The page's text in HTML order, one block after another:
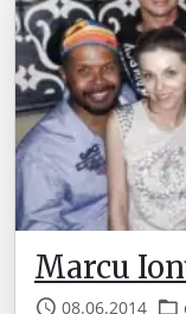
Marcu
08.06.2014